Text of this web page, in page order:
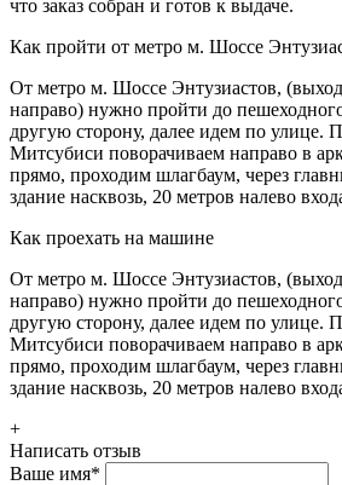
что заказ собран и готов к выдаче.
Как пройти от метро м. Шоссе
От метро м. Шоссе Энтузиастов,
направо) нужно пройти до
другую сторону, далее идем по улице.
Митсубиси поворачиваем направо в
прямо, проходим шлагбаум, через
здание насквозь, 20 метров налево
Как проехать на машине
От метро м. Шоссе Энтузиастов,
направо) нужно пройти до
другую сторону, далее идем по улице.
Митсубиси поворачиваем направо в
прямо, проходим шлагбаум, через
здание насквозь, 20 метров налево
+
Написать отзыв
Ваше имя*